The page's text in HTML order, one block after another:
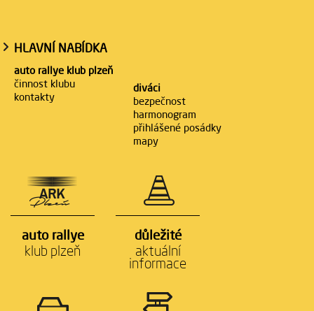
HLAVNÍ NABÍDKA
auto rallye klub plzeň
činnost klubu
kontakty
diváci
bezpečnost
harmonogram
přihlášené posádky
mapy
auto rallye
klub plzeň
důležité
aktuální
informace